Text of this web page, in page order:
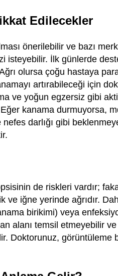
Edilecekler
önerilebilir ve bazı
isteyebilir. İlk günlerde
olursa çoğu hastaya
artırabileceği için
ve yoğun egzersiz gibi
kanama durmuyorsa,
darlığı gibi
de riskleri vardır;
ve iğne yerinde ağrıdır.
birikimi) veya
alanı temsil etmeyebilir
Doktorunuz, görüntüleme